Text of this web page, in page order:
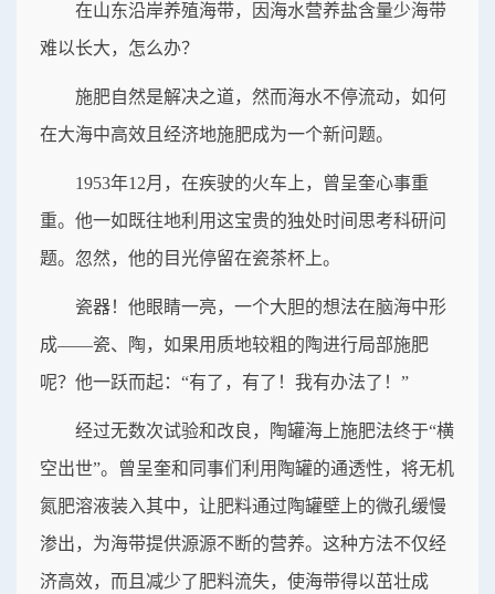
在山东沿岸养殖海带，因海水营养盐含量少海带
难以长大，怎么办？
施肥自然是解决之道，然而海水不停流动，如何
在大海中高效且经济地施肥成为一个新问题。
1953年12月，在疾驶的火车上，曾呈奎心事重
重。他一如既往地利用这宝贵的独处时间思考科研问
题。忽然，他的目光停留在瓷茶杯上。
瓷器！他眼睛一亮，一个大胆的想法在脑海中形
成——瓷、陶，如果用质地较粗的陶进行局部施肥
呢？他一跃而起：“有了，有了！我有办法了！”
经过无数次试验和改良，陶罐海上施肥法终于“横
空出世”。曾呈奎和同事们利用陶罐的通透性，将无机
氮肥溶液装入其中，让肥料通过陶罐壁上的微孔缓慢
渗出，为海带提供源源不断的营养。这种方法不仅经
济高效，而且减少了肥料流失，使海带得以茁壮成